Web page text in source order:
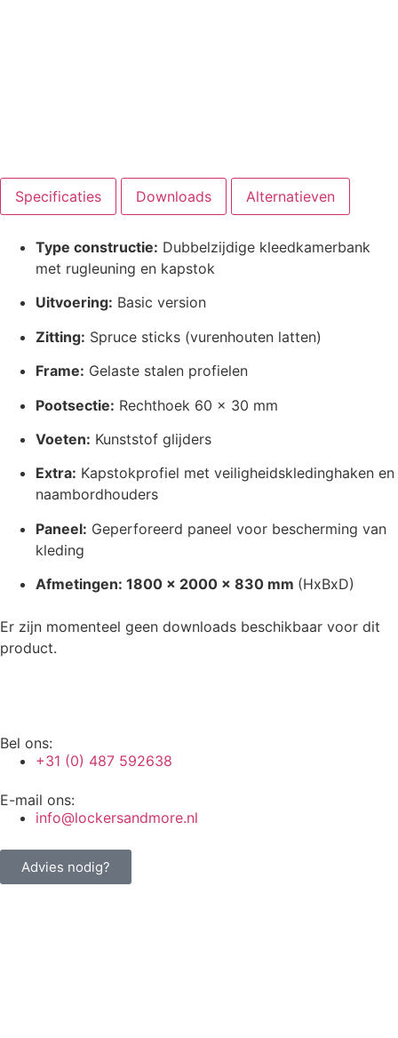
Specificaties Downloads Alternatieven
Type constructie: Dubbelzijdige kleedkamerbank
met rugleuning en kapstok
Uitvoering: Basic version
Zitting: Spruce sticks (vurenhouten latten)
Frame: Gelaste stalen profielen
Pootsectie: Rechthoek 60 x 30 mm
Voeten: Kunststof glijders
Extra: Kapstokprofiel met veiligheidskledinghaken en
naambordhouders
Paneel: Geperforeerd paneel voor bescherming van
kleding
Afmetingen: 1800 x 2000 x 830 mm (HxBxD)
Er zijn momenteel geen downloads beschikbaar voor dit
product.
Bel ons:
+31 (0) 487 592638
E-mail ons:
info@lockersandmore.nl
Advies nodig?